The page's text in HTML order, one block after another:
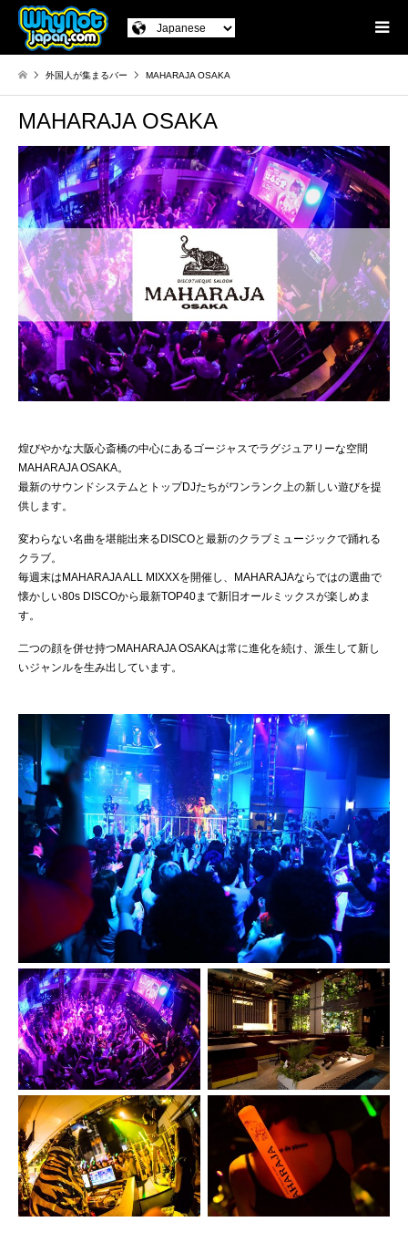
外国人が集まるバー MAHARAJA OSAKA
MAHARAJA OSAKA
煌びやかな大阪心斎橋の中心にあるゴージャスでラグジュアリーな空間
MAHARAJA OSAKA。
最新のサウンドシステムとトップDJたちがワンランク上の新しい遊びを提
供します。
変わらない名曲を堪能出来るDISCOと最新のクラブミュージックで踊れる
クラブ。
毎週末はMAHARAJA ALL MIXXXを開催し、MAHARAJAならではの選曲で
懐かしい80s DISCOから最新TOP40まで新旧オールミックスが楽しめま
す。
二つの顔を併せ持つMAHARAJA OSAKAは常に進化を続け、派生して新し
いジャンルを生み出しています。